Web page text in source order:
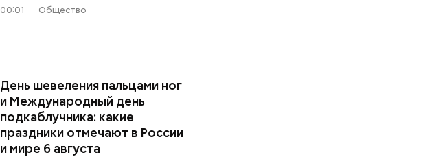
00:01 Общество
День шевеления пальцами ног
и Международный день
подкаблучника: какие
праздники отмечают в России
и мире 6 августа